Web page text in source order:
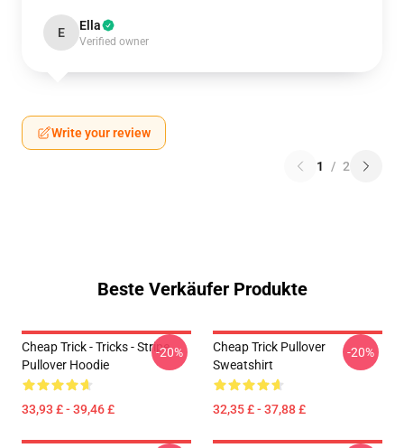
E Ella
Verified owner
Write your review
1 / 2
Beste Verkäufer Produkte
Cheap Trick - Tricks - Stripe
Pullover Hoodie
33,93 £ - 39,46 £
-20%
Cheap Trick Pullover
Sweatshirt
32,35 £ - 37,88 £
-20%